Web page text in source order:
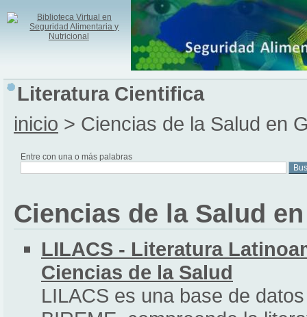
Literatura Cientifica
inicio > Ciencias de la Salud en
Entre con una o más palabras
Ciencias de la Salud
LILACS - Literatura
Ciencias de la Salud
LILACS es una base de